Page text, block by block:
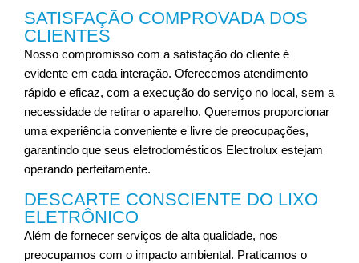
SATISFAÇÃO COMPROVADA DOS
CLIENTES
Nosso compromisso com a satisfação do cliente é
evidente em cada interação. Oferecemos atendimento
rápido e eficaz, com a execução do serviço no local, sem a
necessidade de retirar o aparelho. Queremos proporcionar
uma experiência conveniente e livre de preocupações,
garantindo que seus eletrodomésticos Electrolux estejam
operando perfeitamente.
DESCARTE CONSCIENTE DO LIXO
ELETRÔNICO
Além de fornecer serviços de alta qualidade, nos
preocupamos com o impacto ambiental. Praticamos o